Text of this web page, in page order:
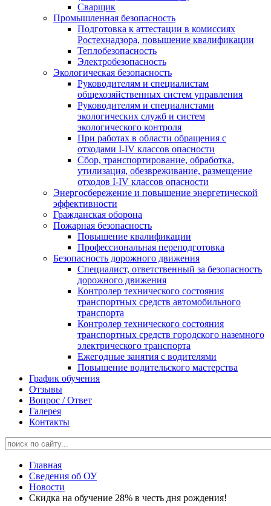
Сварщик
Промышленная безопасность
Подготовка к аттестации в комиссиях
Ростехнадзора, повышение квалификации
Теплобезопасность
Электробезопасность
Экологическая безопасность
Руководителям и специалистам
общехозяйственных систем управления
Руководителям и специалистами
экологических служб и систем
экологического контроля
При работах в области обращения с
отходами I-IV классов опасности
Сбор, транспортирование, обработка,
утилизация, обезвреживание, размещение
отходов I-IV классов опасности
Энергосбережение и повышение энергетической
эффективности
Гражданская оборона
Пожарная безопасность
Повышение квалификации
Профессиональная переподготовка
Безопасность дорожного движения
Специалист, ответственный за безопасность
дорожного движения
Контролер технического состояния
транспортных средств автомобильного
транспорта
Контролер технического состояния
транспортных средств городского наземного
электрического транспорта
Ежегодные занятия с водителями
Повышение водительского мастерства
График обучения
Отзывы
Вопрос / Ответ
Галерея
Контакты
Главная
Сведения об ОУ
Новости
Скидка на обучение 28% в честь дня рождения!